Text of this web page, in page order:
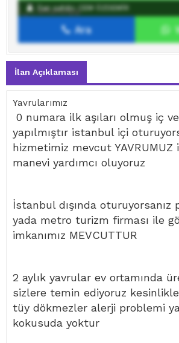
WhatsApp
İlan sahibine mesaj gönder
İlan sahibi: CEM ÖZDEMİR
Ara
İlan Açıklaması
Yavrularımız
0 numara ilk aşıları olmuş iç
yapılmıştır istanbul içi
hizmetimiz mevcut YAVRUMUZ
manevi yardımcı oluyoruz
İstanbul dışında oturuyorsanız
yada metro turizm firması ile
imkanımız MEVCUTTUR
2 aylık yavrular ev ortamında
sizlere temin ediyoruz
tüy dökmezler alerji problemi
kokusuda yoktur